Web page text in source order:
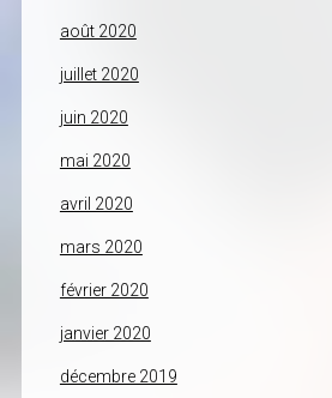
août 2020
juillet 2020
juin 2020
mai 2020
avril 2020
mars 2020
février 2020
janvier 2020
décembre 2019